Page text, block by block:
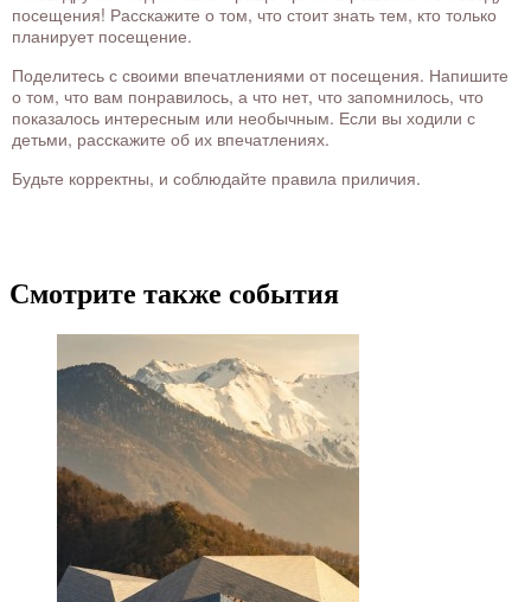
посещения! Расскажите о том, что стоит знать тем, кто только
планирует посещение.
Поделитесь с своими впечатлениями от посещения. Напишите
о том, что вам понравилось, а что нет, что запомнилось, что
показалось интересным или необычным. Если вы ходили с
детьми, расскажите об их впечатлениях.
Будьте корректны, и соблюдайте правила приличия.
Смотрите также события